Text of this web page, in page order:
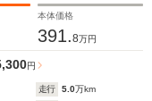
本体価格
391.8万円
円
走行 5.0万km